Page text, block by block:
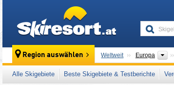
Region auswählen Weltweit Europa
Dieses Skigebiet liegt auch
Alle Skigebiete Beste Skigebiete & Testberichte